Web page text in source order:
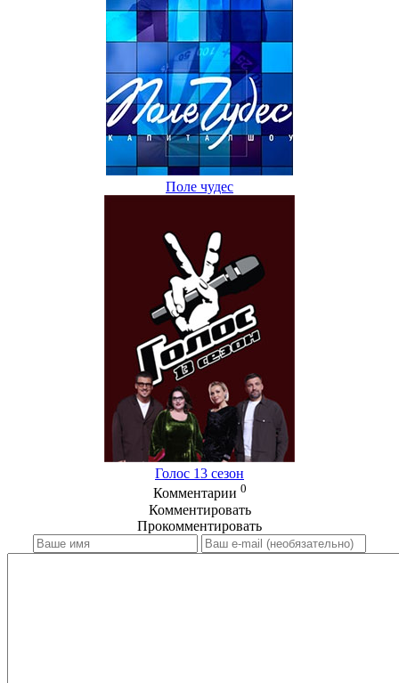
Поле чудес
Голос 13 сезон
Комментарии 0
Комментировать
Прокомментировать